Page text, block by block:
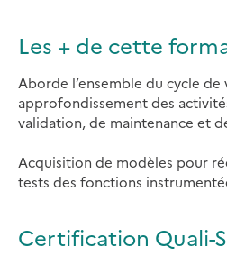
Les + de cette
Aborde l’ensemble du cycle de
approfondissement des
validation, de maintenance et
Acquisition de modèles pour
tests des fonctions
Certification Quali-